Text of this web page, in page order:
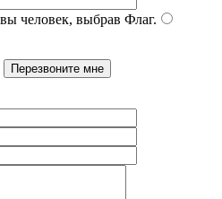
человек, выбрав Флаг.